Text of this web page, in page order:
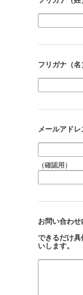
フリガナ（名
メールアドレ
（確認用）
お問い合わせ
できるだけ
いします。